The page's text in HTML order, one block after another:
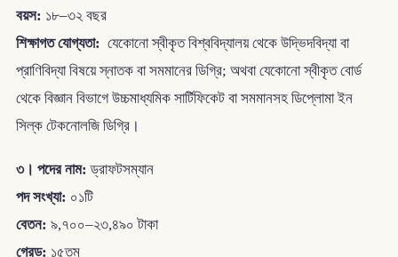
বয়স: ১৮–৩২ বছর
শিক্ষাগত যোগ্যতা: যেকোনো স্বীকৃত বিশ্ববিদ্যালয় থেকে উদ্ভিদবিদ্যা বা
প্রাণিবিদ্যা বিষয়ে স্নাতক বা সমমানের ডিগ্রি; অথবা যেকোনো স্বীকৃত বোর্ড
থেকে বিজ্ঞান বিভাগে উচ্চমাধ্যমিক সার্টিফিকেট বা সমমানসহ ডিপ্লোমা ইন
সিল্ক টেকনোলজি ডিগ্রি।
৩। পদের নাম: ড্রাফটসম্যান
পদ সংখ্যা: ০১টি
বেতন: ৯,৭০০–২৩,৪৯০ টাকা
গ্রেড: ১৫তম